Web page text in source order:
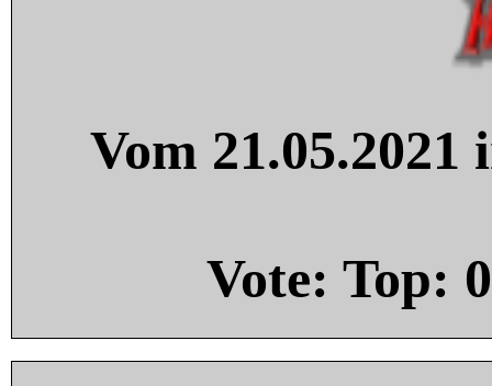
Vom
Vote: Top: 0